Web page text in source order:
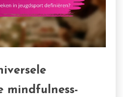
mindfulness-